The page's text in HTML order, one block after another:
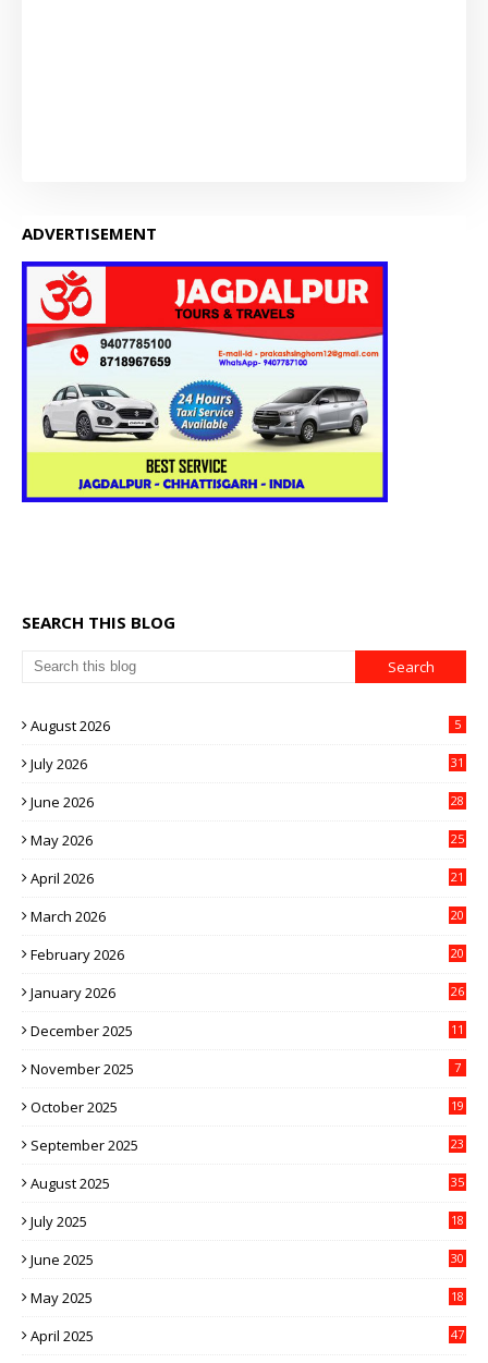
ADVERTISEMENT
SEARCH THIS BLOG
August 2026 5
July 2026 31
June 2026 28
May 2026 25
April 2026 21
March 2026 20
February 2026 20
January 2026 26
December 2025 11
November 2025 7
October 2025 19
September 2025 23
August 2025 35
July 2025 18
June 2025 30
May 2025 18
April 2025 47